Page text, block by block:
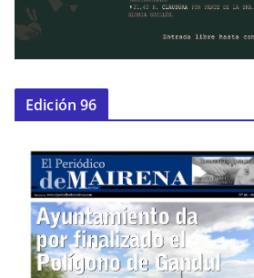
Edición 96